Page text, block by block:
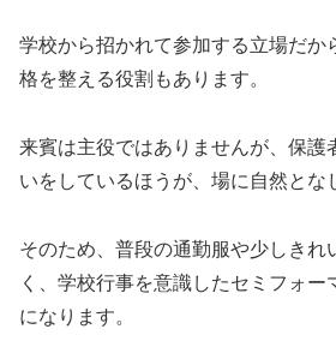
学校から招かれて参加する立場だか
格を整える役割もあります。
来賓は主役ではありませんが、保護
いをしているほうが、場に自然とな
そのため、普段の通勤服や少しきれ
く、学校行事を意識したセミフォー
になります。